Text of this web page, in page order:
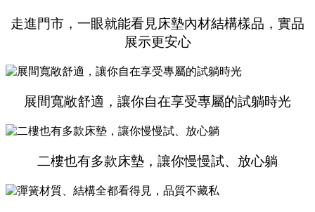
走進門市，一眼就能看見床墊內材結構樣品，實品
展示更安心
展間寬敞舒適，讓你自在享受專屬的試躺時光
二樓也有多款床墊，讓你慢慢試、放心躺